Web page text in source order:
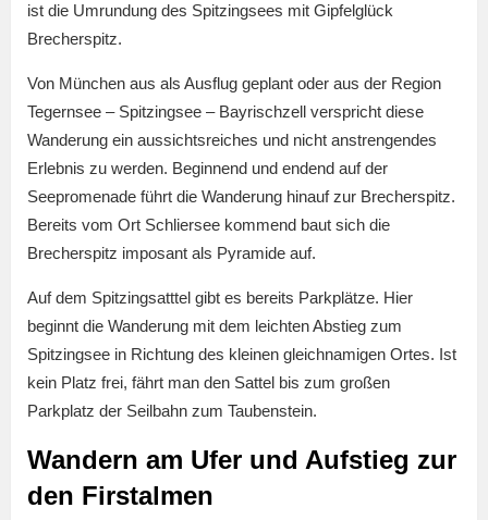
ist die Umrundung des Spitzingsees mit Gipfelglück
Brecherspitz.
Von München aus als Ausflug geplant oder aus der Region
Tegernsee – Spitzingsee – Bayrischzell verspricht diese
Wanderung ein aussichtsreiches und nicht anstrengendes
Erlebnis zu werden. Beginnend und endend auf der
Seepromenade führt die Wanderung hinauf zur Brecherspitz.
Bereits vom Ort Schliersee kommend baut sich die
Brecherspitz imposant als Pyramide auf.
Auf dem Spitzingsatttel gibt es bereits Parkplätze. Hier
beginnt die Wanderung mit dem leichten Abstieg zum
Spitzingsee in Richtung des kleinen gleichnamigen Ortes. Ist
kein Platz frei, fährt man den Sattel bis zum großen
Parkplatz der Seilbahn zum Taubenstein.
Wandern am Ufer und Aufstieg zur
den Firstalmen